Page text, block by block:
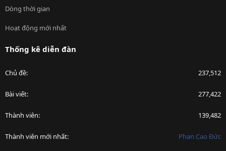
Dòng thời gian
Hoạt động mới nhất
Thống kê diễn đàn
Chủ đề 237,512
Bài viết 277,422
Thành viên 139,482
Thành viên mới nhất Phan Cao Đức